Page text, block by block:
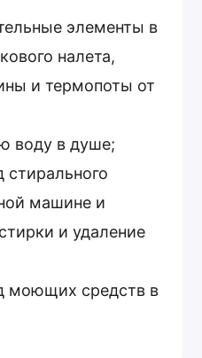
элементы в
налета,
и термопоты от
воду в душе;
машине и
и удаление
моющих средств в